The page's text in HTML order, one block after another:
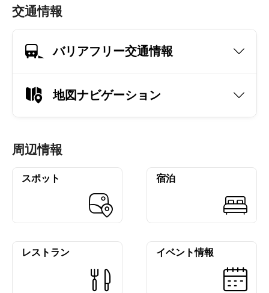
交通情報
バリアフリー交通情報
地図ナビゲーション
周辺情報
スポット 宿泊
レストラン イベント情報